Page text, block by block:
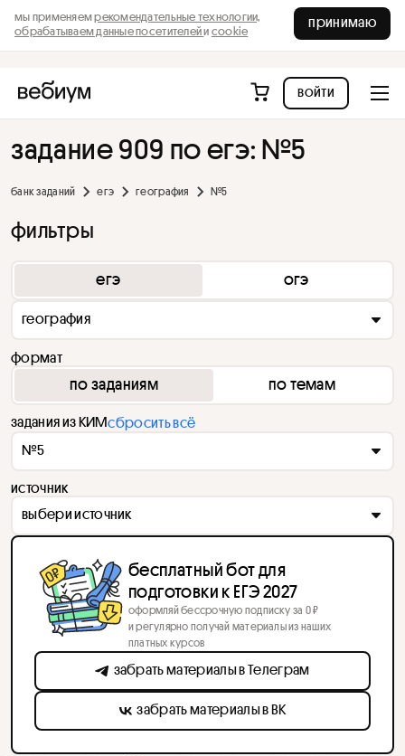
мы применяемрекомендательные технологии,
обрабатываем данные посетителейи cookie
принимаю
войти
задание 909 по егэ: №5
банк заданий егэ география №5
фильтры
егэ огэ
география
формат
по заданиям по темам
задания из КИМсбросить всё
№5
источник
выбери источник
бесплатный бот для
подготовки к ЕГЭ 2027
оформляй бессрочную подписку за 0 ₽
и регулярно получай материалы из наших
платных курсов
забрать материалы в Телеграм
забрать материалы в ВК